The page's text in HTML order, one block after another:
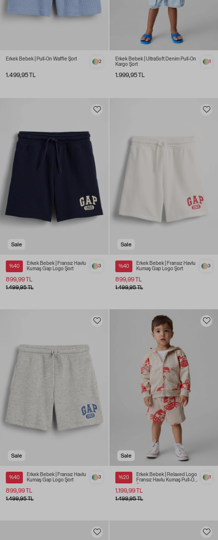
Erkek Bebek | Pull-On Waffle Şort
1.499,95 TL
2
Erkek Bebek | UltraSoft Denim Pull-On
Kargo Şort
1.999,95 TL
1
Sale
%40
Erkek Bebek | Fransız Havlu
Kumaş Gap Logo Şort
899,99 TL
3
1.499,95 TL
Sale
%40
Erkek Bebek | Fransız Havlu
Kumaş Gap Logo Şort
899,99 TL
3
1.499,95 TL
Sale
%40
Erkek Bebek | Fransız Havlu
Kumaş Gap Logo Şort
899,99 TL
3
1.499,95 TL
Sale
%20
Erkek Bebek | Relaxed Logo
Fransız Havlu Kumaş Pull-On
Şort
1.199,99 TL
1
1.499,95 TL